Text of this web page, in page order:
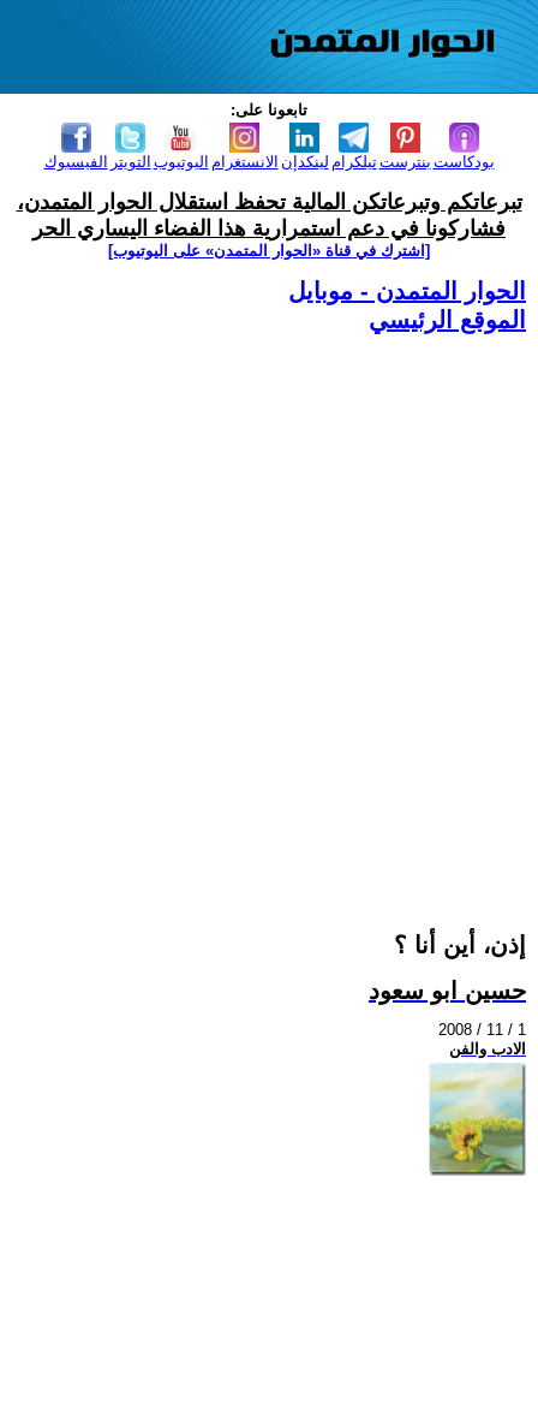
تابعونا على:
الفيسبوك التويتر اليوتيوب الانستغرام لينكدإن تيلكرامبنترست بودكاست
تبرعاتكم وتبرعاتكن المالية تحفظ استقلال الحوار المتمدن،
فشاركونا في دعم استمرارية هذا الفضاء اليساري الحر
[اشترك في قناة ‫«الحوار المتمدن» على اليوتيوب]
الحوار المتمدن - موبايل
الموقع الرئيسي
إذن، أين أنا ؟
حسين ابو سعود
2008 / 11 / 1
الادب والفن